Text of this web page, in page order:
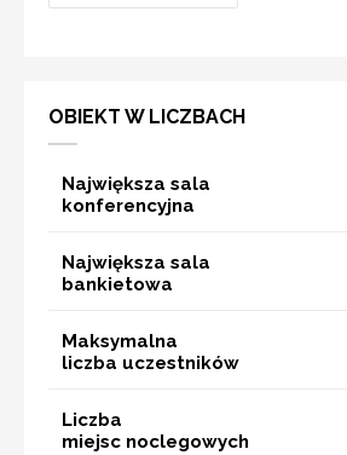
OBIEKT W LICZBACH
Największa sala
konferencyjna
Największa sala
bankietowa
Maksymalna
liczba uczestników
Liczba
miejsc noclegowych